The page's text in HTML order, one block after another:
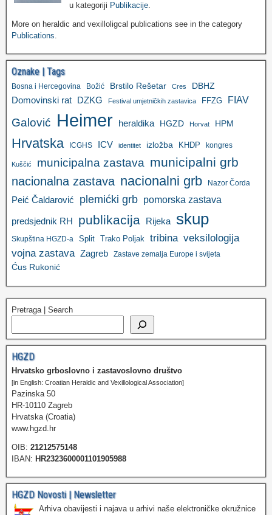
u kategoriji Publikacije.
More on heraldic and vexilloligcal publications see in the category
Publications.
Oznake | Tags
Bosna i Hercegovina Božić Brstilo Rešetar Cres DBHZ
Domovinski rat DZKG Festival umjetničkih zastavica FFZG FIAV
Galović Heimer heraldika HGZD Horvat HPM
Hrvatska ICGHS ICV identitet izložba KHDP kongres
Kuščić municipalna zastava municipalni grb
nacionalna zastava nacionalni grb Nazor Čorda
Peić Čaldarović plemićki grb pomorska zastava
predsjednik RH publikacija Rijeka skup
Skupština HGZD-a Split Trako Poljak tribina veksilologija
vojna zastava Zagreb Zastave zemalja Europe i svijeta
Ćus Rukonić
Pretraga | Search
HGZD
Hrvatsko grboslovno i zastavoslovno društvo
[in English: Croatian Heraldic and Vexillological Association]
Pazinska 50
HR-10110 Zagreb
Hrvatska (Croatia)
www.hgzd.hr
OIB: 21212575148
IBAN: HR2323600001101905988
HGZD Novosti | Newsletter
Arhiva obavijesti i najava u arhivi naše elektroničke okružnice